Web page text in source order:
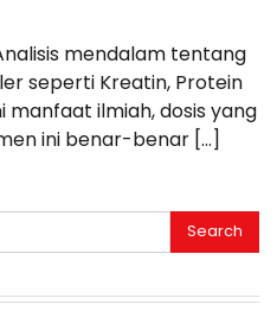
mendalam tentang
seperti Kreatin, Protein
manfaat ilmiah, dosis yang
ini benar-benar […]